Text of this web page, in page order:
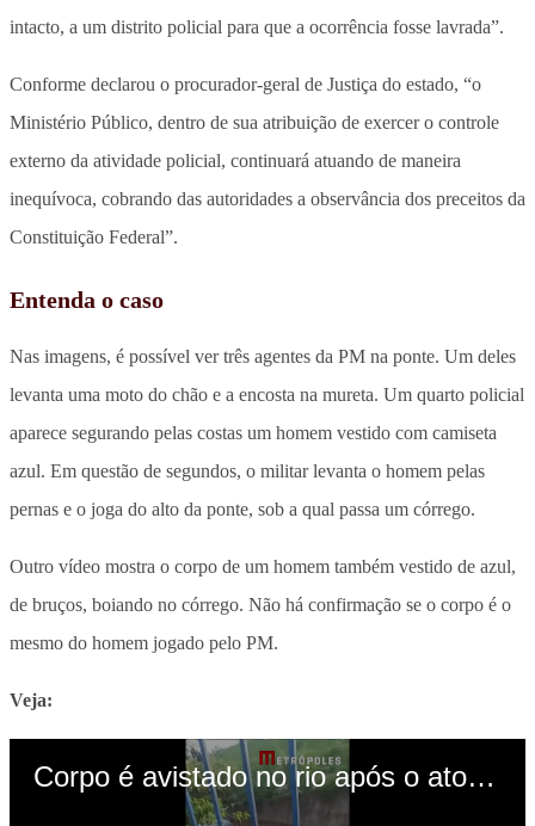
intacto, a um distrito policial para que a ocorrência fosse lavrada”.
Conforme declarou o procurador-geral de Justiça do estado, “o
Ministério Público, dentro de sua atribuição de exercer o controle
externo da atividade policial, continuará atuando de maneira
inequívoca, cobrando das autoridades a observância dos preceitos da
Constituição Federal”.
Entenda o caso
Nas imagens, é possível ver três agentes da PM na ponte. Um deles
levanta uma moto do chão e a encosta na mureta. Um quarto policial
aparece segurando pelas costas um homem vestido com camiseta
azul. Em questão de segundos, o militar levanta o homem pelas
pernas e o joga do alto da ponte, sob a qual passa um córrego.
Outro vídeo mostra o corpo de um homem também vestido de azul,
de bruços, boiando no córrego. Não há confirmação se o corpo é o
mesmo do homem jogado pelo PM.
Veja: